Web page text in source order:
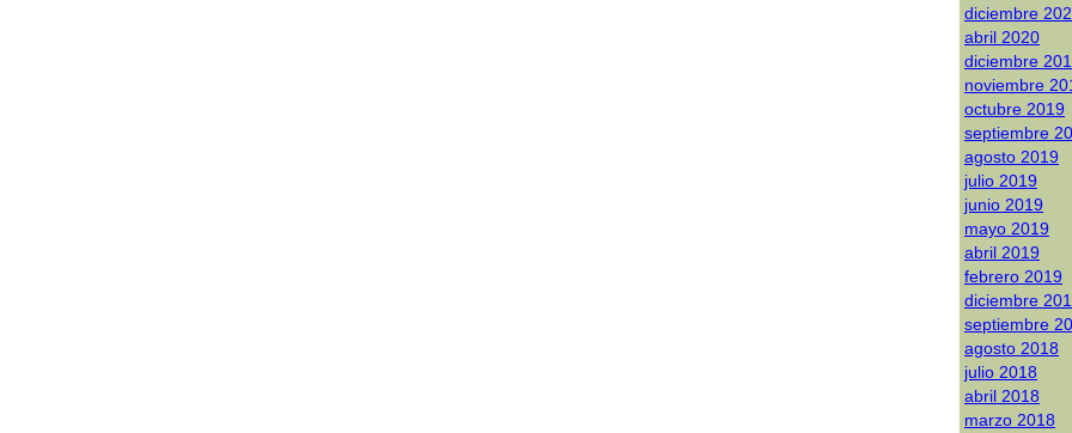
diciembre
abril 2020
diciembre
noviembre
octubre 2019
septiembre
agosto 2019
julio 2019
junio 2019
mayo 2019
abril 2019
febrero 2019
diciembre
septiembre
agosto 2018
julio 2018
abril 2018
marzo 2018